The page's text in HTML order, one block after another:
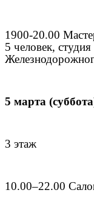
1900-20.00
5 человек,
5 марта
3 этаж
10.00–22.00